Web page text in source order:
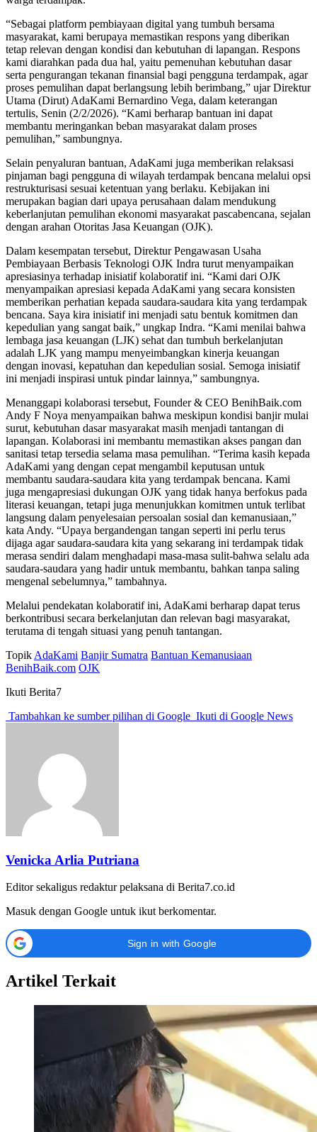
“Sebagai platform pembiayaan digital yang tumbuh bersama
masyarakat, kami berupaya memastikan respons yang diberikan
tetap relevan dengan kondisi dan kebutuhan di lapangan. Respons
kami diarahkan pada dua hal, yaitu pemenuhan kebutuhan dasar
serta pengurangan tekanan finansial bagi pengguna terdampak, agar
proses pemulihan dapat berlangsung lebih berimbang,” ujar Direktur
Utama (Dirut) AdaKami Bernardino Vega, dalam keterangan
tertulis, Senin (2/2/2026). “Kami berharap bantuan ini dapat
membantu meringankan beban masyarakat dalam proses
pemulihan,” sambungnya.
Selain penyaluran bantuan, AdaKami juga memberikan relaksasi
pinjaman bagi pengguna di wilayah terdampak bencana melalui opsi
restrukturisasi sesuai ketentuan yang berlaku. Kebijakan ini
merupakan bagian dari upaya perusahaan dalam mendukung
keberlanjutan pemulihan ekonomi masyarakat pascabencana, sejalan
dengan arahan Otoritas Jasa Keuangan (OJK).
Dalam kesempatan tersebut, Direktur Pengawasan Usaha
Pembiayaan Berbasis Teknologi OJK Indra turut menyampaikan
apresiasinya terhadap inisiatif kolaboratif ini. “Kami dari OJK
menyampaikan apresiasi kepada AdaKami yang secara konsisten
memberikan perhatian kepada saudara-saudara kita yang terdampak
bencana. Saya kira inisiatif ini menjadi satu bentuk komitmen dan
kepedulian yang sangat baik,” ungkap Indra. “Kami menilai bahwa
lembaga jasa keuangan (LJK) sehat dan tumbuh berkelanjutan
adalah LJK yang mampu menyeimbangkan kinerja keuangan
dengan inovasi, kepatuhan dan kepedulian sosial. Semoga inisiatif
ini menjadi inspirasi untuk pindar lainnya,” sambungnya.
Menanggapi kolaborasi tersebut, Founder & CEO BenihBaik.com
Andy F Noya menyampaikan bahwa meskipun kondisi banjir mulai
surut, kebutuhan dasar masyarakat masih menjadi tantangan di
lapangan. Kolaborasi ini membantu memastikan akses pangan dan
sanitasi tetap tersedia selama masa pemulihan. “Terima kasih kepada
AdaKami yang dengan cepat mengambil keputusan untuk
membantu saudara-saudara kita yang terdampak bencana. Kami
juga mengapresiasi dukungan OJK yang tidak hanya berfokus pada
literasi keuangan, tetapi juga menunjukkan komitmen untuk terlibat
langsung dalam penyelesaian persoalan sosial dan kemanusiaan,”
kata Andy. “Upaya bergandengan tangan seperti ini perlu terus
dijaga agar saudara-saudara kita yang sekarang ini terdampak tidak
merasa sendiri dalam menghadapi masa-masa sulit-bahwa selalu ada
saudara-saudara yang hadir untuk membantu, bahkan tanpa saling
mengenal sebelumnya,” tambahnya.
Melalui pendekatan kolaboratif ini, AdaKami berharap dapat terus
berkontribusi secara berkelanjutan dan relevan bagi masyarakat,
terutama di tengah situasi yang penuh tantangan.
Topik AdaKami Banjir Sumatra Bantuan Kemanusiaan
BenihBaik.com OJK
Ikuti Berita7
Tambahkan ke sumber pilihan di Google Ikuti di Google News
Venicka Arlia Putriana
Editor sekaligus redaktur pelaksana di Berita7.co.id
Masuk dengan Google untuk ikut berkomentar.
Sign in with Google
Artikel Terkait